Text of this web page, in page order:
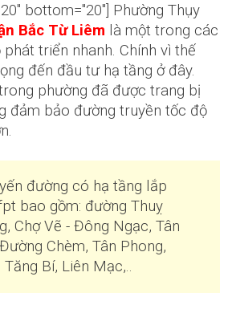
bottom="20"] Phường Thụy
Bắc Từ Liêm là một trong các
triển nhanh. Chính vì thế
đến đầu tư hạ tầng ở đây.
phường đã được trang bị
đảm bảo đường truyền tốc độ
đường có hạ tầng lắp
bao gồm: đường Thuỵ
Chợ Vẽ - Đông Ngạc, Tân
Chèm, Tân Phong,
Bí, Liên Mạc,..